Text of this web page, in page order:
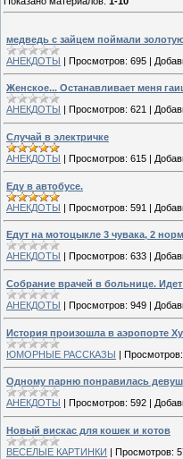
медведь с зайцем поймали
АНЕКДОТЫ | Просмотров: 695 |
Женское... Останавливает меня
АНЕКДОТЫ
Просмотров: 621
Случай в электричке
АНЕКДОТЫ | Просмотров: 615 |
Еду в автобусе.
АНЕКДОТЫ | Просмотров: 591 |
Едут на мотоцыкле 3 чувака, 2
АНЕКДОТЫ
Просмотров: 633
Собрание врачей в больнице. Идет
АНЕКДОТЫ | Просмотров: 949 |
История произошла в аэропорте
ЮМОРНЫЕ РАССКАЗЫ | Просмотров:
Одному парню понравилась
АНЕКДОТЫ
Просмотров: 592
Новый вискас для кошек и котов
ВЕСЕЛЫЕ КАРТИНКИ | Просмотров: